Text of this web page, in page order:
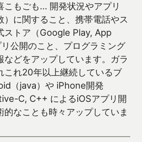
こもごも… 開発状況やアプリ
）に関すること、携帯電話やス
ストア（Google Play, App
公開のこと、プログラミング
などをアップしています。ガラ
これ20年以上継続しているブ
（java）や iPhone開発
C, C++ によるiOSアプリ開
的なことも時々アップしていま